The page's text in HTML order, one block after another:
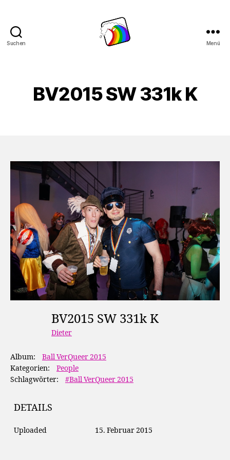
Suchen Menü
BV2015 SW 331k K
BV2015 SW 331k K
Dieter
Album:
Ball VerQueer 2015
Kategorien:
People
Schlagwörter:
#Ball VerQueer 2015
DETAILS
Uploaded 15. Februar 2015